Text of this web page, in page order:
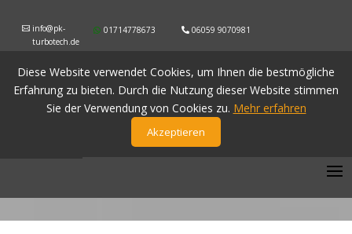
info@pk-
turbotech.de
Diese Website verwendet Cookies, um Ihnen die bestmögliche
Erfahrung zu bieten. Durch die Nutzung dieser Website stimmen
Sie der Verwendung von Cookies zu. Mehr erfahren
Akzeptieren
01714778673 06059 9070981